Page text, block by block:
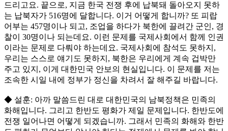
드리고요. 끝으로, 지금 한국 전쟁 후에 납북돼 돌아오지 못하
는 납북자가 516명에 달합니다. 이거 어떻게 합니까? 또 피랍
어부는 457명이나 되고, 조업을 하다가 북한에 끌려간 군인, 경
찰이 30명이나 되는데요. 이런 문제를 국제사회에서 함께 인권
이라는 문제로 다뤄야 하는데요. 국제사회에 참석도 못하지,
우리는 스스로 얘기도 못하지, 북한은 우리에게 계속 겁박만
주고 있지, 이게 대한민국 안보의 현실입니다. 이 문제를 저는
조속한 시일 내에 정부가 정신을 차려서 잘 해주길 바랍니다.
◆ 설훈: 아까 말씀드린 대로 대한민국의 남북정책은 민족의
화해입니다. 그리고 한반도 평화가 제일 문제입니다. 한반도에
전쟁 일어나면 어떻게 되겠습니까. 그래서 민족의 화해와 한반